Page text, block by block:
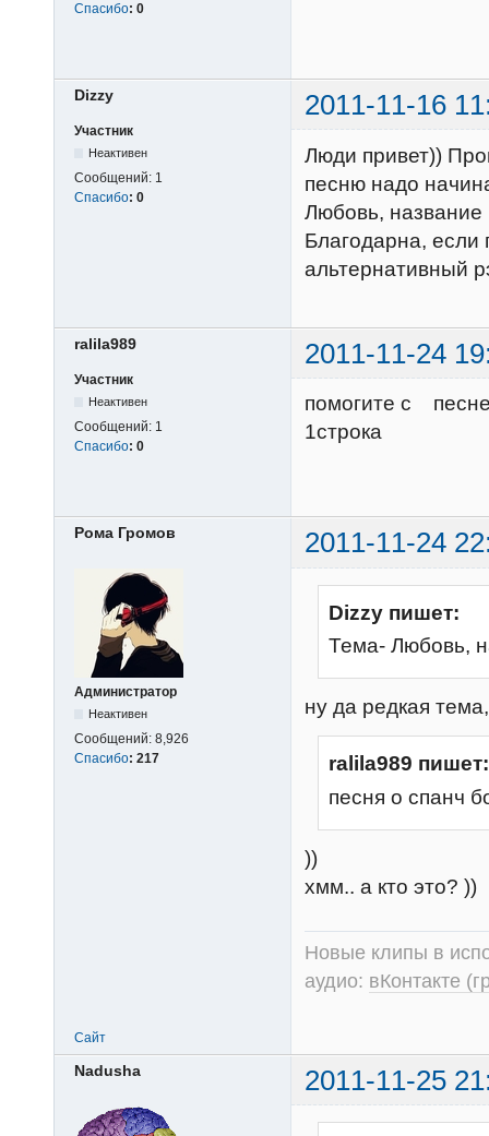
Спасибо: 0
Dizzy 2011-11-16
Участник
Неактивен
Сообщений: 1
Спасибо: 0
Люди привет))
песню надо
Любовь,
Благодарна,
альтернативный
ralila989 2011-11-24
Участник
Неактивен
Сообщений: 1
Спасибо: 0
помогите
1строка
Рома Громов 2011-11-24
Администратор
Неактивен
Сообщений: 8,926
Спасибо: 217
Dizzy пишет:
Тема- Любовь,
ну да редкая
ralila989 пишет:
песня о
))
хмм.. а кто это? ))
Новые клипы в
аудио: вКонтакте
Сайт
Nadusha 2011-11-25